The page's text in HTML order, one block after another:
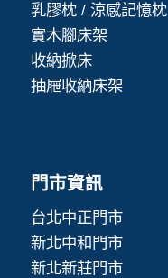
乳膠枕 / 涼感記憶枕
實木腳床架
收納掀床
抽屜收納床架
門市資訊
台北中正門市
新北中和門市
新北新莊門市